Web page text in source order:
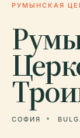
РУМЫНСКАЯ
СОФИЯ